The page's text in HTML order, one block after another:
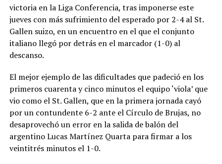
victoria en la Liga Conferencia, tras imponerse este
jueves con más sufrimiento del esperado por 2-4 al St.
Gallen suizo, en un encuentro en el que el conjunto
italiano llegó por detrás en el marcador (1-0) al
descanso.
El mejor ejemplo de las dificultades que padeció en los
primeros cuarenta y cinco minutos el equipo ‘viola’ que
vio como el St. Gallen, que en la primera jornada cayó
por un contundente 6-2 ante el Círculo de Brujas, no
desaprovechó un error en la salida de balón del
argentino Lucas Martínez Quarta para firmar a los
veintitrés minutos el 1-0.